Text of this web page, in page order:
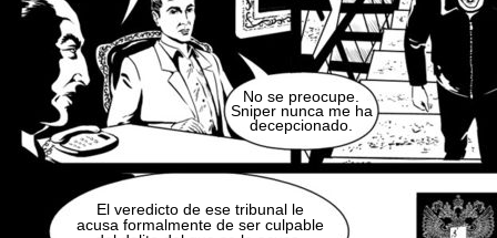
No se preocupe.
Sniper nunca me ha
decepcionado.
El veredicto de ese tribunal le
acusa formalmente de ser culpable